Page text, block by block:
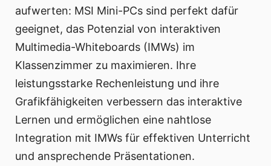
aufwerten: MSI Mini-PCs sind perfekt dafür
geeignet, das Potenzial von interaktiven
Multimedia-Whiteboards (IMWs) im
Klassenzimmer zu maximieren. Ihre
leistungsstarke Rechenleistung und ihre
Grafikfähigkeiten verbessern das interaktive
Lernen und ermöglichen eine nahtlose
Integration mit IMWs für effektiven Unterricht
und ansprechende Präsentationen.